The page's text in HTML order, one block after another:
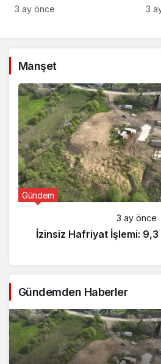
Gözaltı!
3 ay önce 3
Manşet
Gündem
3 ay önce
İzinsiz Hafriyat İşlemi: 9,3
Gündemden Haberler